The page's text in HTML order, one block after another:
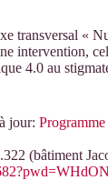
transversal «
intervention,
4.0 au
jour:
(bâtiment